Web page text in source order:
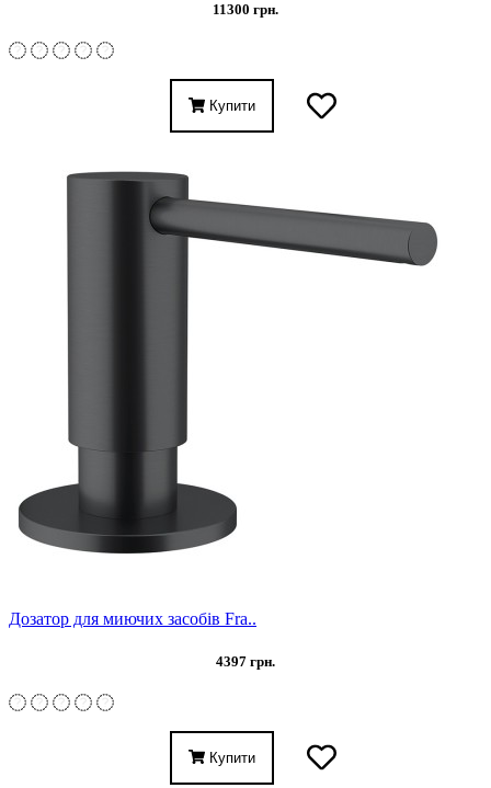
11300 грн.
Купити
Дозатор для миючих засобів Fra..
4397 грн.
Купити